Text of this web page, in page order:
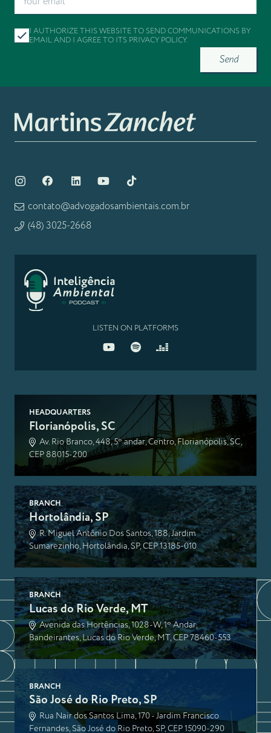
I AUTHORIZE THIS WEBSITE TO SEND COMMUNICATIONS BY
EMAIL AND I AGREE TO ITS PRIVACY POLICY.
Send
contato@advogadosambientais.com.br
(48) 3025-2668
LISTEN ON PLATFORMS
HEADQUARTERS
Florianópolis, SC
Av. Rio Branco, 448, 5º andar, Centro, Florianópolis, SC,
CEP 88015-200
BRANCH
Hortolândia, SP
R. Miguel Antônio Dos Santos, 188, Jardim
Sumarezinho, Hortolândia, SP, CEP 13185-010
BRANCH
Lucas do Rio Verde, MT
Avenida das Hortências, 1028-W, 1º Andar,
Bandeirantes, Lucas do Rio Verde, MT, CEP 78460-553
BRANCH
São José do Rio Preto, SP
Rua Nair dos Santos Lima, 170 - Jardim Francisco
Fernandes, São José do Rio Preto, SP, CEP 15090-290